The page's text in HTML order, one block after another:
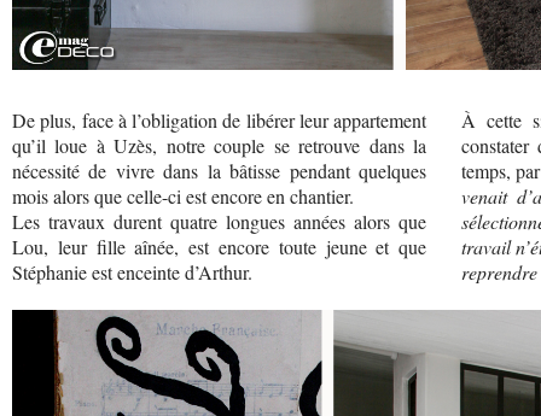
De plus, face à l’obligation de libérer leur appartement
qu’il loue à Uzès, notre couple se retrouve dans la
nécessité de vivre dans la bâtisse pendant quelques
mois alors que celle-ci est encore en chantier.
Les travaux durent quatre longues années alors que
Lou, leur fille aînée, est encore toute jeune et que
Stéphanie est enceinte d’Arthur.
À cette
constater
temps,
venait
travail